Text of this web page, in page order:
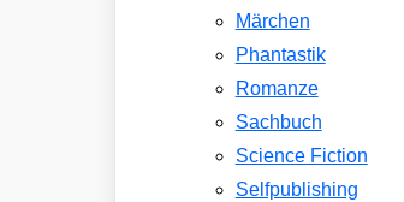
Märchen
Phantastik
Romanze
Sachbuch
Science Fiction
Selfpublishing